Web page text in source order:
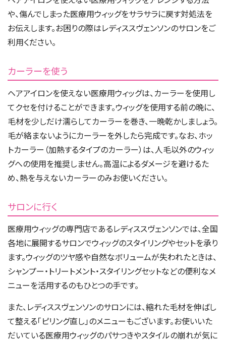
や、傷んでしまった医療用ウィッグをサラサラに戻す対処法を
お伝えします。お困りの際はレディススヴェンソンのサロンをご
利用ください。
カーラーを使う
ヘアアイロンを使えない医療用ウィッグは、カーラーを使用し
てクセを付けることができます。ウィッグを使用する前の晩に、
毛材を少しだけ濡らしてカーラーを巻き、一晩乾かしましょう。
毛が絡まないようにカーラーを外したら完成です。なお、ホッ
トカーラー（加熱するタイプのカーラー）は、人毛以外のウィッ
グへの使用を推奨しません。高温によるダメージを避けるた
め、熱を与えないカーラーのみお使いください。
サロンに行く
医療用ウィッグの専門店であるレディススヴェンソンでは、全国
各地に展開するサロンでウィッグのスタイリングやセットを承り
ます。ウィッグのツヤ感や自然なボリュームが失われたときは、
シャンプー・トリートメント・スタイリングセットなどの便利なメ
ニューを活用するのもひとつの手です。
また、レディススヴェンソンのサロンには、縮れた毛材を伸ばし
て整える「ピリング直し」のメニューもございます。お使いいた
だいている医療用ウィッグのパサつきやスタイルの崩れが気に